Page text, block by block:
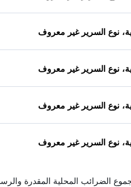
نوع السرير غير معروف
نوع السرير غير معروف
نوع السرير غير معروف
نوع السرير غير معروف
الضرائب المحلية المقدرة